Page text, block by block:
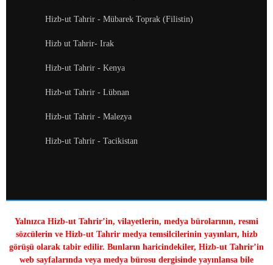
Hizb-ut Tahrir - Mübarek Toprak (Filistin)
Hizb ut Tahrir- Irak
Hizb-ut Tahrir - Kenya
Hizb-ut Tahrir - Lübnan
Hizb-ut Tahrir - Malezya
Hizb-ut Tahrir - Tacikistan
Yalnızca Hizb-ut Tahrir’in, vilayetlerin, medya bürolarının, resmi
sözcülerin ve Hizb-ut Tahrir medya temsilcilerinin yayınları, hizb
görüşü olarak tabir edilir. Bunların haricindekiler, Hizb-ut Tahrir’in
web sayfalarında veya medya bürosu dergisinde yayınlansa bile